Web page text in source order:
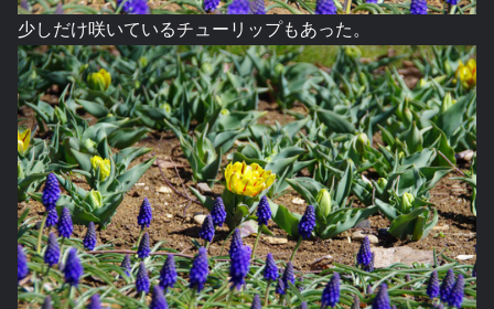
少しだけ咲いているチューリップもあった。